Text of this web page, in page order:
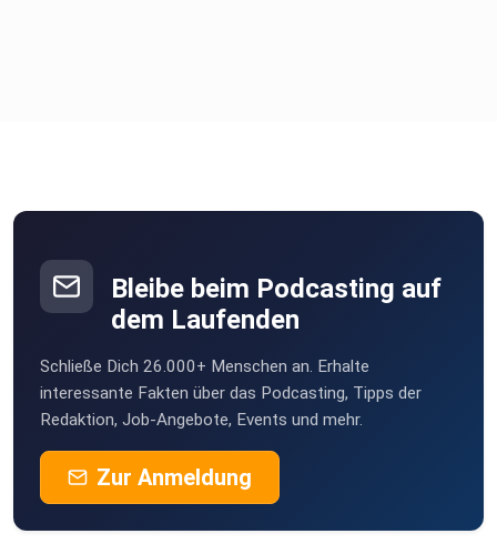
Bleibe beim Podcasting auf
dem Laufenden
Schließe Dich 26.000+ Menschen an. Erhalte
interessante Fakten über das Podcasting, Tipps der
Redaktion, Job-Angebote, Events und mehr.
Zur Anmeldung